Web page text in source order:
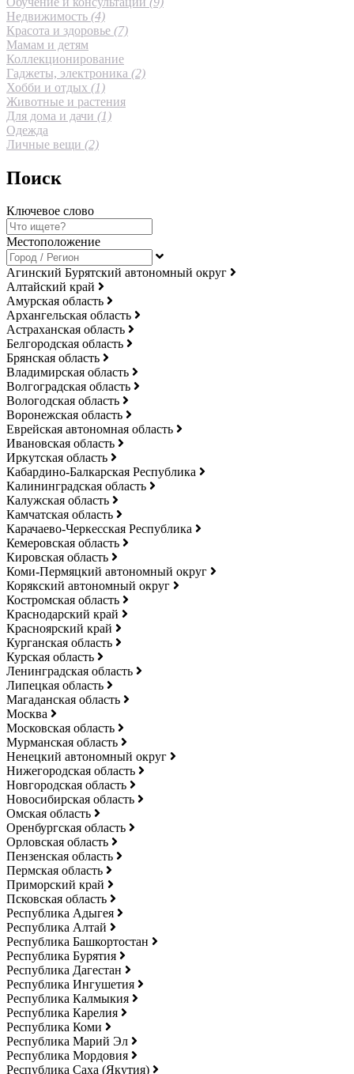
Недвижимость (4)
Красота и здоровье (7)
Мамам и детям
Коллекционирование
Гаджеты, электроника (2)
Хобби и отдых (1)
Животные и растения
Для дома и дачи (1)
Одежда
Личные вещи (2)
Поиск
Ключевое слово
Местоположение
Агинский Бурятский автономный округ
Алтайский край
Амурская область
Архангельская область
Астраханская область
Белгородская область
Брянская область
Владимирская область
Волгоградская область
Вологодская область
Воронежская область
Еврейская автономная область
Ивановская область
Иркутская область
Кабардино-Балкарская Республика
Калининградская область
Калужская область
Камчатская область
Карачаево-Черкесская Республика
Кемеровская область
Кировская область
Коми-Пермяцкий автономный округ
Корякский автономный округ
Костромская область
Краснодарский край
Красноярский край
Курганская область
Курская область
Ленинградская область
Липецкая область
Магаданская область
Москва
Московская область
Мурманская область
Ненецкий автономный округ
Нижегородская область
Новгородская область
Новосибирская область
Омская область
Оренбургская область
Орловская область
Пензенская область
Пермская область
Приморский край
Псковская область
Республика Адыгея
Республика Алтай
Республика Башкортостан
Республика Бурятия
Республика Дагестан
Республика Ингушетия
Республика Калмыкия
Республика Карелия
Республика Коми
Республика Марий Эл
Республика Мордовия
Республика Саха (Якутия)